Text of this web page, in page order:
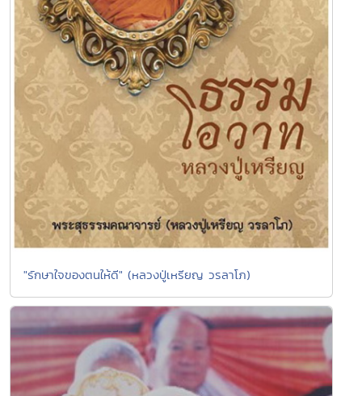
"รักษาใจของตนให้ดี" (หลวงปู่เหรียญ วรลาโภ)